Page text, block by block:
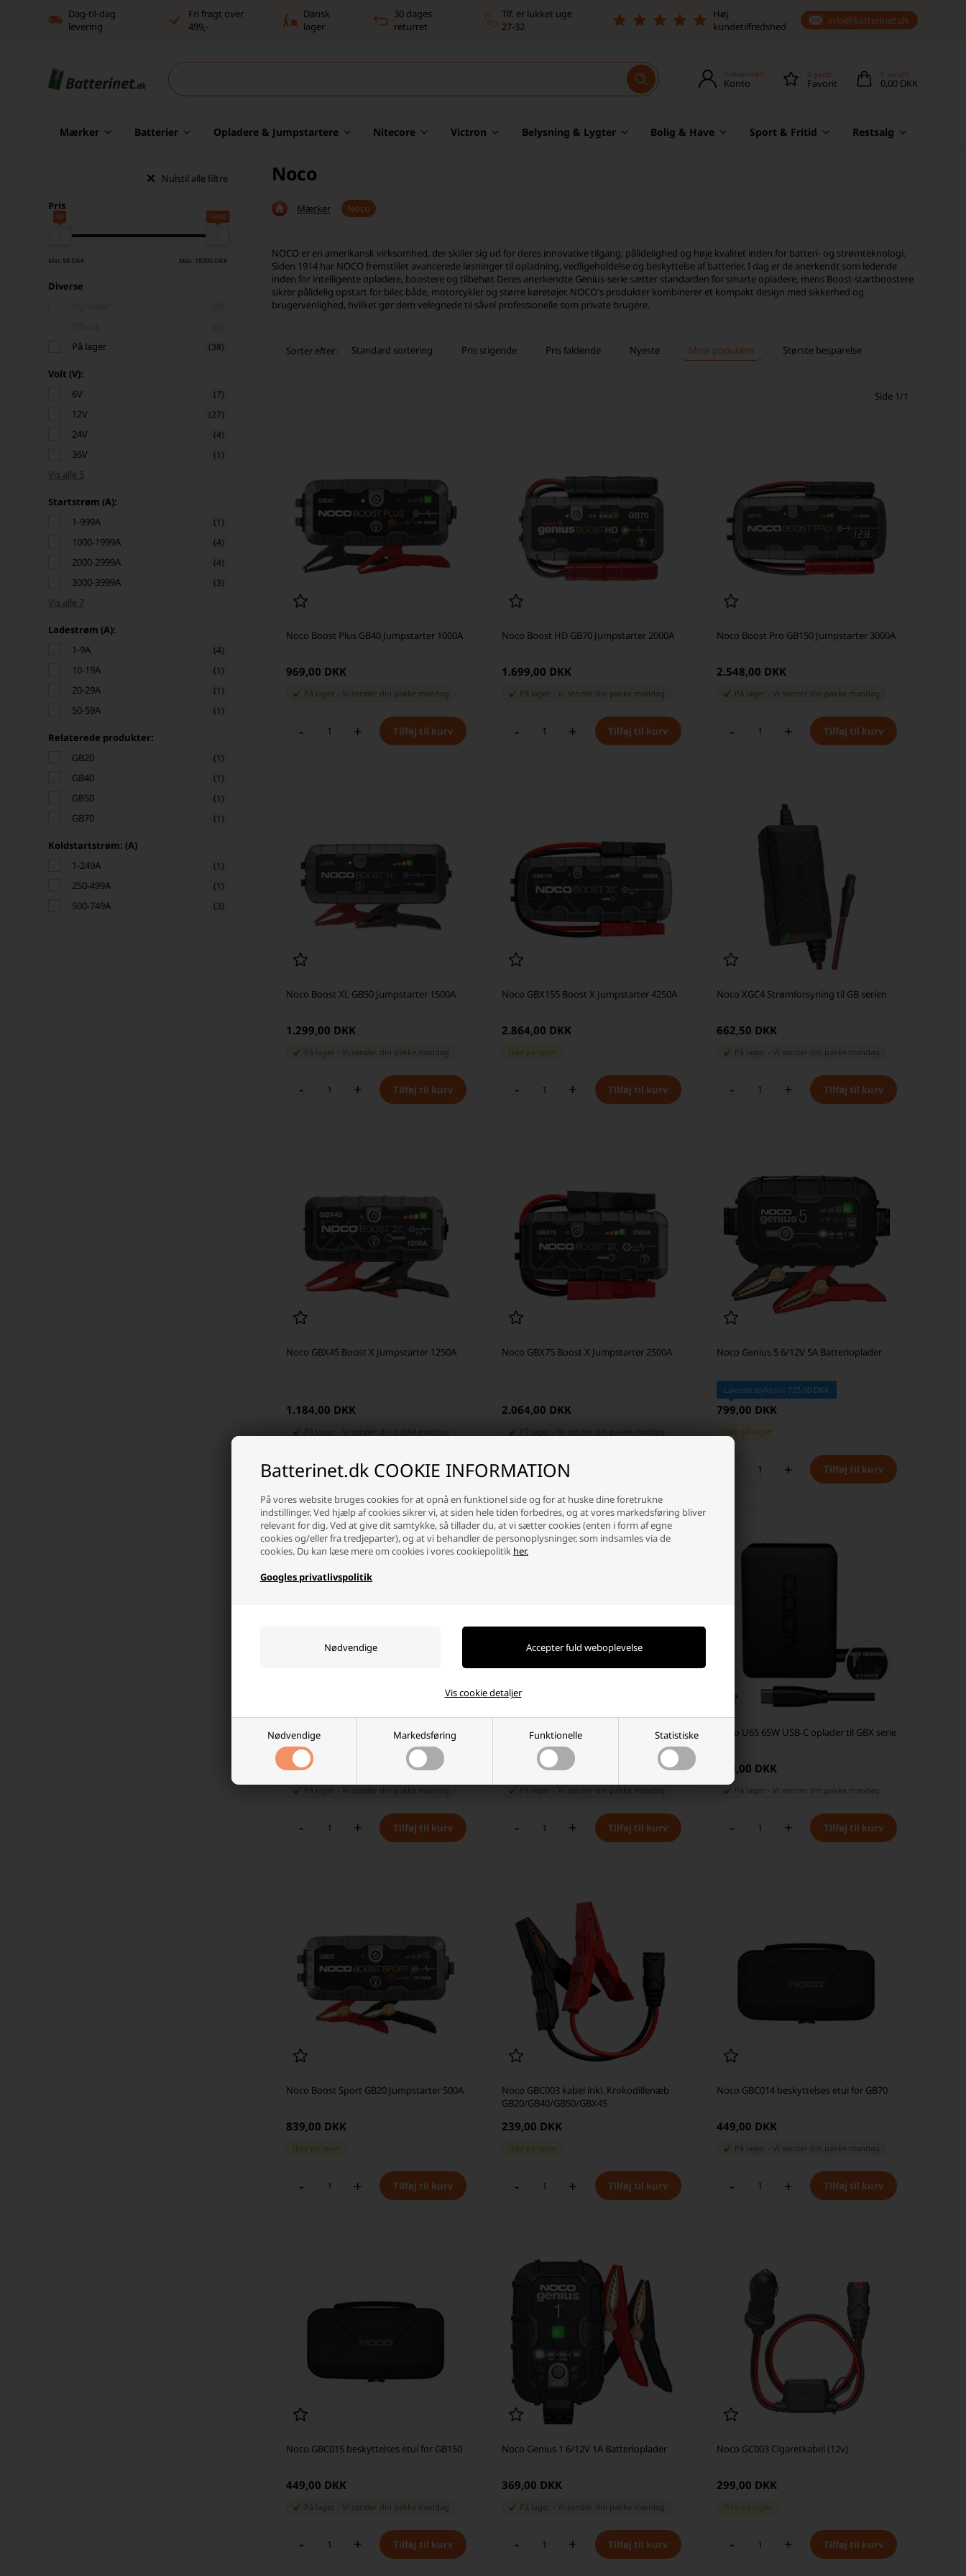
Batterinet.dk COOKIE INFORMATION
På vores website bruges cookies for at opnå en funktionel side og for at huske dine foretrukne
indstillinger. Ved hjælp af cookies sikrer vi, at siden hele tiden forbedres, og at vores markedsføring bliver
relevant for dig. Ved at give dit samtykke, så tillader du, at vi sætter cookies (enten i form af egne
cookies og/eller fra tredjeparter), og at vi behandler de personoplysninger, som indsamles via de
cookies. Du kan læse mere om cookies i vores cookiepolitik her.
Googles privatlivspolitik
Nødvendige Markedsføring Funktionelle Statistiske
Vis cookie detaljer
Dag-til-dag
levering
Fri fragt over
499,-
Dansk
lager
30 dages
returret
Tlf. er lukket uge
27-32
Høj
kundetilfredshed
info@batterinet.dk
Velkommen
Konto
0 gemt
Favorit
0 vare(r)
0,00 DKK
Mærker Batterier Opladere & Jumpstartere Nitecore Victron Belysning & Lygter Bolig & Have Sport & Fritid Restsalg
Nulstil alle filtre
Pris
88 18000
Min: 88 DKK Max: 18000 DKK
Diverse
På lager (38)
Volt (V):
6V
(7)
12V (27)
24V (4)
36V (1)
Vis alle 5
Startstrøm (A):
1-999A
(1)
1000-1999A (4)
2000-2999A (4)
3000-3999A (3)
Vis alle 7
Ladestrøm (A):
1-9A
(4)
10-19A (1)
20-29A (1)
50-59A (1)
Relaterede produkter:
GB20
(1)
GB40 (1)
GB50 (1)
GB70 (1)
Koldstartstrøm: (A)
1-249A
(1)
250-499A (1)
500-749A (3)
Noco
Mærker Noco
NOCO er en amerikansk virksomhed, der skiller sig ud for deres innovative tilgang, pålidelighed og høje kvalitet inden for batteri- og strømteknologi.
Siden 1914 har NOCO fremstillet avancerede løsninger til opladning, vedligeholdelse og beskyttelse af batterier. I dag er de anerkendt som ledende
inden for intelligente opladere, boostere og tilbehør. Deres anerkendte Genius-serie sætter standarden for smarte opladere, mens Boost-startboostere
sikrer pålidelig opstart for biler, både, motorcykler og større køretøjer. NOCO's produkter kombinerer et kompakt design med sikkerhed og
brugervenlighed, hvilket gør dem velegnede til såvel professionelle som private brugere.
Sorter efter: Standard sortering Pris stigende Pris faldende Nyeste Mest populære Største besparelse
Side 1/1
Noco Boost Plus GB40 Jumpstarter 1000A
969,00 DKK
På lager -Vi sender din pakke mandag
- +
Noco Boost HD GB70 Jumpstarter 2000A
1.699,00 DKK
På lager Vi sender din pakke mandag
- +
Noco Boost Pro GB150 Jumpstarter 3000A
2.548,00 DKK
På lager -Vi sender din pakke mandag
- +
Noco Boost XL GB50 Jumpstarter 1500A
1.299,00 DKK
På lager -Vi sender din pakke mandag
- +
Noco GBX155 Boost X Jumpstarter 4250A
2.864,00 DKK
Ikke på lager
- +
Noco XGC4 Strømforsyning til GB serien
662,50 DKK
På lager -Vi sender din pakke mandag
- +
Noco GBX45 Boost X Jumpstarter 1250A
1.184,00 DKK
På lager Vi sender din pakke mandag
- +
Noco GBX75 Boost X Jumpstarter 2500A
2.064,00 DKK
På lager Vi sender din pakke mandag
- +
Noco Genius 5 6/12V 5A Batterioplader
Laveste stykpris: 725,00 DKK
799,00 DKK
Ikke på lager
+
Noco GBX55 Boost X Jumpstarter 1750A
1.564,00 DKK
På lager Vi sender din pakke mandag
- +
Noco GBC013 beskyttelses etui for GB20 /
249,00 DKK
På lager Vi sender din pakke mandag
- +
Noco U65 65W USB-C oplader til GBX serie
749,00 DKK
På lager -Vi sender din pakke mandag
- +
Noco Boost Sport GB20 Jumpstarter 500A
839,00 DKK
Ikke på lager
- +
Noco GBC003 kabel inkl. Krokodillenæb
GB20/GB40/GB50/GBX45
239,00 DKK
Ikke på lager
- +
Noco GBC014 beskyttelses etui for GB70
449,00 DKK
På lager -Vi sender din pakke mandag
- +
Noco GBC015 beskyttelses etui for GB150
449,00 DKK
På lager -Vi sender din pakke mandag
- +
Noco Genius 1 6/12V 1A Batterioplader
369,00 DKK
På lager Vi sender din pakke mandag
- +
Noco GC003 Cigaretkabel (12v)
299,00 DKK
Ikke på lager
- +